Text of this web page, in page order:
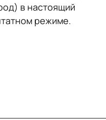
в настоящий
режиме.